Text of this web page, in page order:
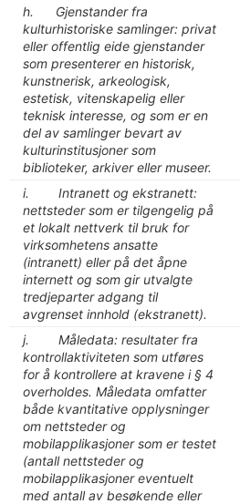
h. Gjenstander fra
kulturhistoriske samlinger: privat
eller offentlig eide gjenstander
som presenterer en historisk,
kunstnerisk, arkeologisk,
estetisk, vitenskapelig eller
teknisk interesse, og som er en
del av samlinger bevart av
kulturinstitusjoner som
biblioteker, arkiver eller museer.
i. Intranett og ekstranett:
nettsteder som er tilgengelig på
et lokalt nettverk til bruk for
virksomhetens ansatte
(intranett) eller på det åpne
internett og som gir utvalgte
tredjeparter adgang til
avgrenset innhold (ekstranett).
j. Måledata: resultater fra
kontrollaktiviteten som utføres
for å kontrollere at kravene i § 4
overholdes. Måledata omfatter
både kvantitative opplysninger
om nettsteder og
mobilapplikasjoner som er testet
(antall nettsteder og
mobilapplikasjoner eventuelt
med antall av besøkende eller